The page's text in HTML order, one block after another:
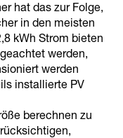
hat das zur Folge,
in den meisten
kWh Strom bieten
werden,
werden
installierte PV
berechnen zu